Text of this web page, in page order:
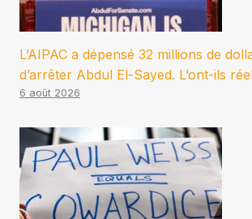
L’AIPAC a dépensé 32 millions de
d’arrêter Abdul El-Sayed. L’ont-ils
6 août 2026